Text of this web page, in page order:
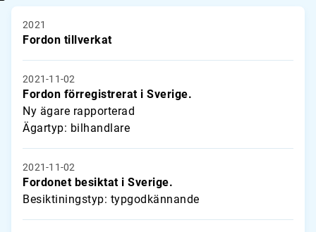
2021
Fordon tillverkat
2021-11-02
Fordon förregistrerat i Sverige.
Ny ägare rapporterad
Ägartyp: bilhandlare
2021-11-02
Fordonet besiktat i Sverige.
Besiktiningstyp: typgodkännande